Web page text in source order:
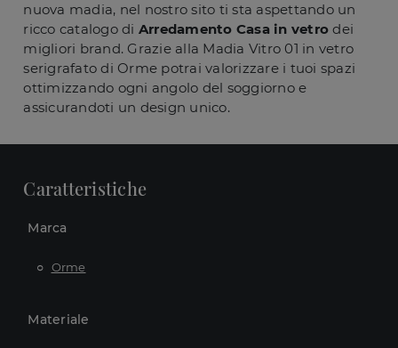
nuova madia, nel nostro sito ti sta aspettando un
ricco catalogo di Arredamento Casa in vetro dei
migliori brand. Grazie alla Madia Vitro 01 in vetro
serigrafato di Orme potrai valorizzare i tuoi spazi
ottimizzando ogni angolo del soggiorno e
assicurandoti un design unico.
Caratteristiche
Marca
Orme
Materiale